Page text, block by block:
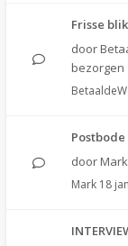
Frisse blik
door
bezorgen
door Mark
Mark 18